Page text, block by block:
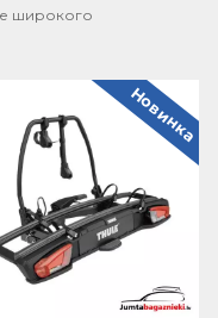
широкого
Новинка